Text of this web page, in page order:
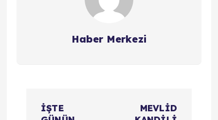
Haber Merkezi
İŞTE
MEVLİD